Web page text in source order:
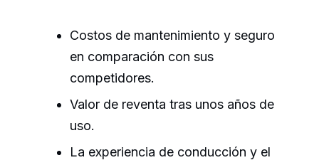
Costos de mantenimiento y seguro
en comparación con sus
competidores.
Valor de reventa tras unos años de
uso.
La experiencia de conducción y el